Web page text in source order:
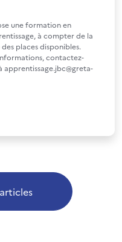
une formation en
à compter de la
places disponibles.
contactez-
apprentissage.jbc@greta-